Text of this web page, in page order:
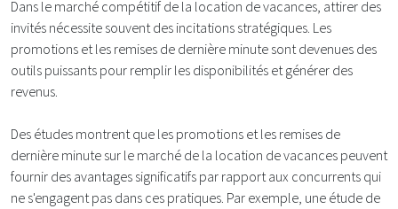
Dans le marché compétitif de la location de vacances, attirer des
invités nécessite souvent des incitations stratégiques. Les
promotions et les remises de dernière minute sont devenues des
outils puissants pour remplir les disponibilités et générer des
revenus.
Des études montrent que les promotions et les remises de
dernière minute sur le marché de la location de vacances peuvent
fournir des avantages significatifs par rapport aux concurrents qui
ne s'engagent pas dans ces pratiques. Par exemple, une étude de